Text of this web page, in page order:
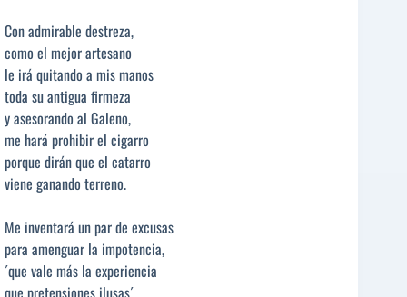
Con admirable destreza,
como el mejor artesano
le irá quitando a mis manos
toda su antigua firmeza
y asesorando al Galeno,
me hará prohibir el cigarro
porque dirán que el catarro
viene ganando terreno.
Me inventará un par de excusas
para amenguar la impotencia,
´que vale más la experiencia